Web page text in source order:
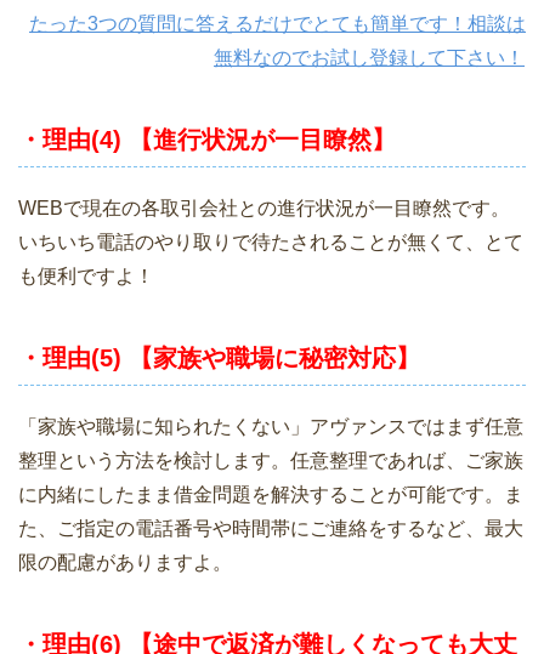
たった3つの質問に答えるだけでとても簡単です！相談は
無料なのでお試し登録して下さい！
・理由(4) 【進行状況が一目瞭然】
WEBで現在の各取引会社との進行状況が一目瞭然です。
いちいち電話のやり取りで待たされることが無くて、とて
も便利ですよ！
・理由(5) 【家族や職場に秘密対応】
「家族や職場に知られたくない」アヴァンスではまず任意
整理という方法を検討します。任意整理であれば、ご家族
に内緒にしたまま借金問題を解決することが可能です。ま
た、ご指定の電話番号や時間帯にご連絡をするなど、最大
限の配慮がありますよ。
・理由(6) 【途中で返済が難しくなっても大丈